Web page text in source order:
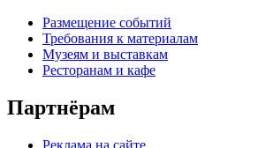
Размещение событий
Требования к материалам
Музеям и выставкам
Ресторанам и кафе
Партнёрам
Реклама на сайте